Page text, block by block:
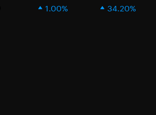
1.00% 34.20%